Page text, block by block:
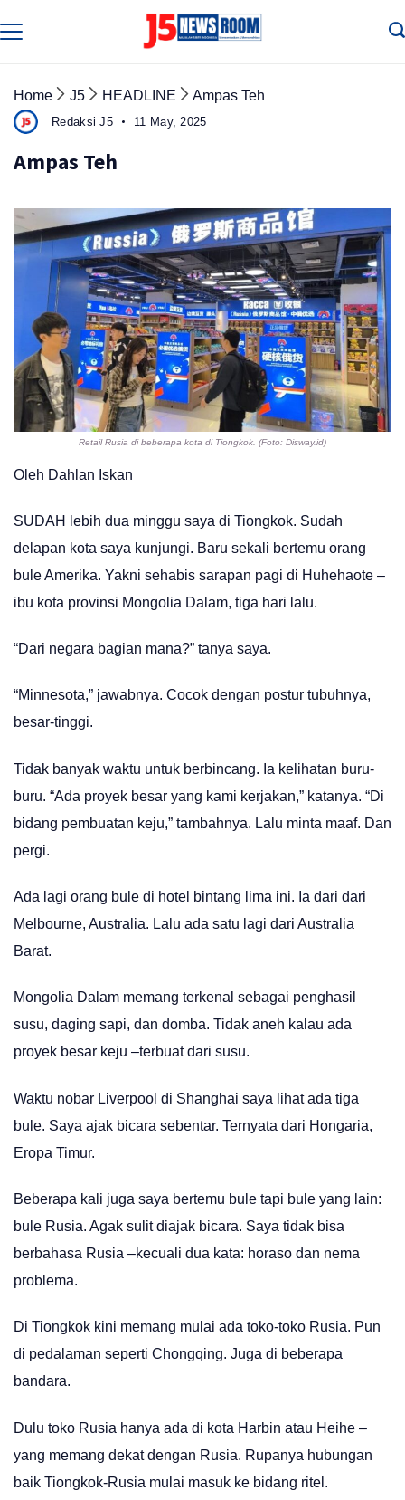
to
Home J5 HEADLINE Ampas Teh
Redaksi J5 11 May, 2025
Ampas Teh
Retail Rusia di beberapa kota di Tiongkok. (Foto: Disway.id)
Oleh Dahlan Iskan
SUDAH lebih dua minggu saya di Tiongkok. Sudah
delapan kota saya kunjungi. Baru sekali bertemu orang
bule Amerika. Yakni sehabis sarapan pagi di Huhehaote –
ibu kota provinsi Mongolia Dalam, tiga hari lalu.
“Dari negara bagian mana?” tanya saya.
“Minnesota,” jawabnya. Cocok dengan postur tubuhnya,
besar-tinggi.
Tidak banyak waktu untuk berbincang. Ia kelihatan buru-
buru. “Ada proyek besar yang kami kerjakan,” katanya. “Di
bidang pembuatan keju,” tambahnya. Lalu minta maaf. Dan
pergi.
Ada lagi orang bule di hotel bintang lima ini. Ia dari dari
Melbourne, Australia. Lalu ada satu lagi dari Australia
Barat.
Mongolia Dalam memang terkenal sebagai penghasil
susu, daging sapi, dan domba. Tidak aneh kalau ada
proyek besar keju –terbuat dari susu.
Waktu nobar Liverpool di Shanghai saya lihat ada tiga
bule. Saya ajak bicara sebentar. Ternyata dari Hongaria,
Eropa Timur.
Beberapa kali juga saya bertemu bule tapi bule yang lain:
bule Rusia. Agak sulit diajak bicara. Saya tidak bisa
berbahasa Rusia –kecuali dua kata: horaso dan nema
problema.
Di Tiongkok kini memang mulai ada toko-toko Rusia. Pun
di pedalaman seperti Chongqing. Juga di beberapa
bandara.
Dulu toko Rusia hanya ada di kota Harbin atau Heihe –
yang memang dekat dengan Rusia. Rupanya hubungan
baik Tiongkok-Rusia mulai masuk ke bidang ritel.